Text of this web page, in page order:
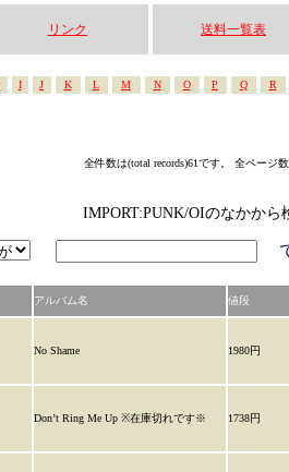
リンク 送料一覧表
I J K L M N O P Q R
全件数は(total records)61です。 全ページ数
IMPORT:PUNK/OIのなかから
アルバム名 値段
No Shame 1980円
Don’t Ring Me Up ※在庫切れです※ 1738円